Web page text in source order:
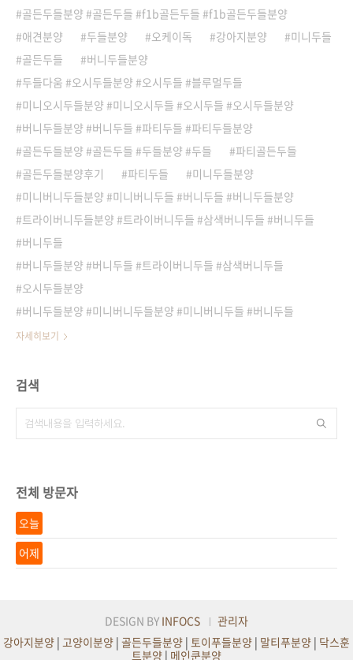
골든두들분양 #골든두들 #f1b골든두들 #f1b골든두들분양
애견분양
두들분양 오케이독 강아지분양
미니두들
골든두들
버니두들분양
두들다움 #오시두들분양 #오시두들 #블루멀두들
미니오시두들분양 #미니오시두들 #오시두들 #오시두들분양
버니두들분양 #버니두들 #파티두들 #파티두들분양
골든두들분양 #골든두들 #두들분양 #두들
파티골든두들
골든두들분양후기
파티두들
미니두들분양
미니버니두들분양 #미니버니두들 #버니두들 #버니두들분양
트라이버니두들분양 #트라이버니두들 #삼색버니두들 #버니두들
버니두들
버니두들분양 #버니두들 #트라이버니두들 #삼색버니두들
오시두들분양
버니두들분양 #미니버니두들분양 #미니버니두들 #버니두들
자세히보기
검색
전체 방문자
오늘
어제
DESIGN BY INFOCS
관리자
강아지분양 | 고양이분양 | 골든두들분양 | 토이푸들분양 | 말티푸분양 | 닥스훈
트분양 | 메인쿤분양